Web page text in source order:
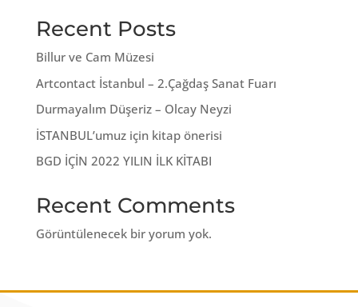
Recent Posts
Billur ve Cam Müzesi
Artcontact İstanbul – 2.Çağdaş Sanat Fuarı
Durmayalım Düşeriz – Olcay Neyzi
İSTANBUL’umuz için kitap önerisi
BGD İÇİN 2022 YILIN İLK KİTABI
Recent Comments
Görüntülenecek bir yorum yok.